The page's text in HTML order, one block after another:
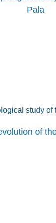
study of